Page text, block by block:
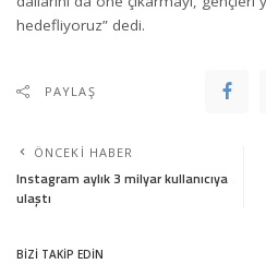
hedefliyoruz” dedi.
PAYLAŞ
ÖNCEKI HABER
Instagram aylık 3 milyar kullanıcıya
ulaştı
BİZİ TAKİP EDİN